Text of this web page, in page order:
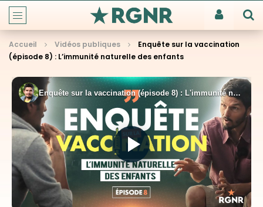
Accueil Vidéos publiques
Enquête sur la vaccination
(épisode 8) : L’immunité naturelle des enfants